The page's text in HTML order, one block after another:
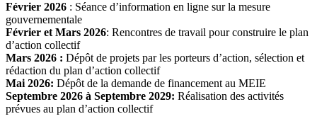
Février 2026 : Séance d’information en ligne sur la mesure
gouvernementale
Février et Mars 2026: Rencontres de travail pour construire le plan
d’action collectif
Mars 2026 : Dépôt de projets par les porteurs d’action, sélection et
rédaction du plan d’action collectif
Mai 2026: Dépôt de la demande de financement au MEIE
Septembre 2026 à Septembre 2029: Réalisation des activités
prévues au plan d’action collectif